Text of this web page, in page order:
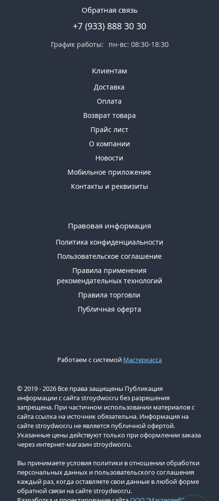
Обратная связь
+7 (933) 888 30 30
График работы: пн-вс: 08:30-18:30
Клиентам
Доставка
Оплата
Возврат товара
Прайс лист
О компании
Новости
Мобильное приложение
Контакты и реквизиты
Правовая информация
Политика конфиденциальности
Пользовательское соглашение
Правила применения
рекомендательных технологий
Правила торговли
Публичная оферта
Работаем с системой Мастеркасса
© 2019 - 2026 Все права защищены Публикация
информации с сайта stroydwor.ru без разрешения
запрещена. При частичном использовании материалов с
сайта ссылка на источник обязательна. Информация на
сайте stroydwor.ru не является публичной офертой.
Указанные цены действуют только при оформлении заказа
через интернет-магазин stroydwor.ru.
Вы принимаете условия политики в отношении обработки
персональных данных и пользовательского соглашения
каждый раз, когда оставляете свои данные в любой форме
обратной связи на сайте stroydwor.ru.